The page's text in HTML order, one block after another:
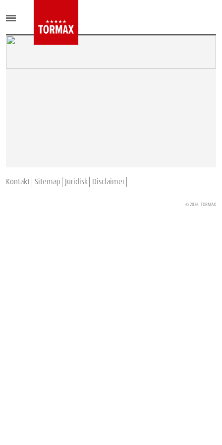
Kontakt Sitemap Juridisk Disclaimer
© 2026 TORMAX